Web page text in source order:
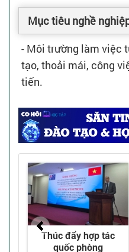
Mục tiêu nghề
- Môi trường làm việc
tạo, thoải mái, công
tiến.